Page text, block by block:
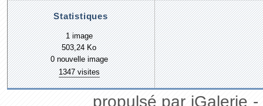
Statistiques
1 image
503,24 Ko
0 nouvelle image
1347 visites
propulsé par iGalerie -